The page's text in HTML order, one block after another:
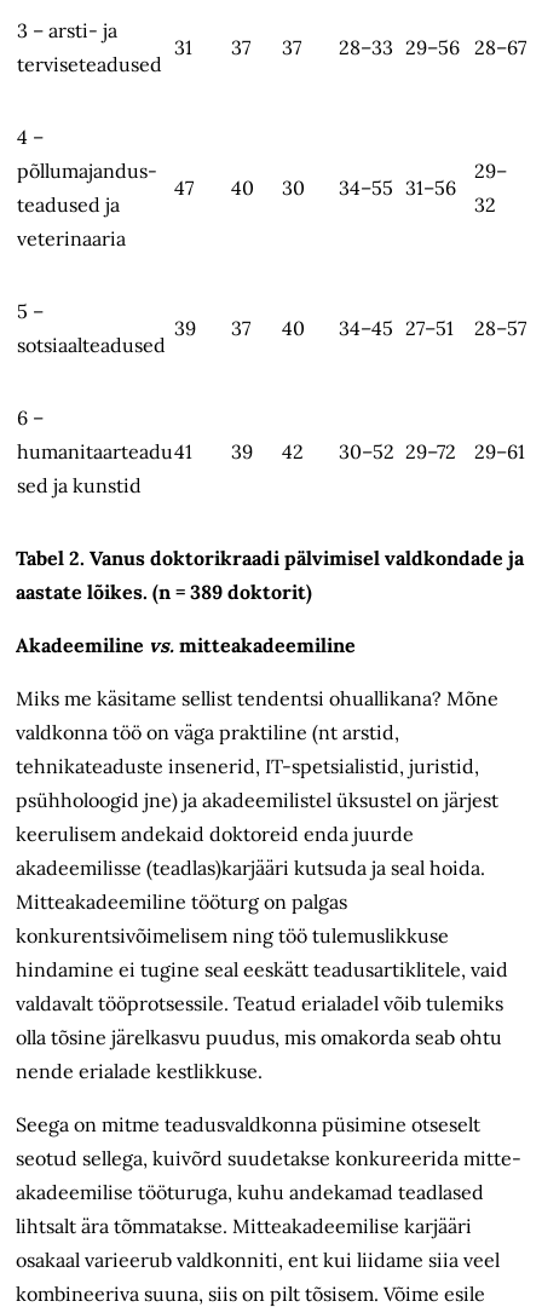
3 – arsti- ja
terviseteadused
31 37 37 28–33 29–56 28–67
4 –
põllumajandus­
teadused ja
veterinaaria
47 40 30 34–55 31–56
29–
32
5 –
sotsiaalteadused
39 37 40 34–45 27–51 28–57
6 –
humanitaarteadu
sed ja kunstid
41 39 42 30–52 29–72 29–61
Tabel 2. Vanus doktorikraadi pälvimisel valdkondade ja
aastate lõikes. (n = 389 doktorit)
Akadeemiline vs. mitteakadeemiline
Miks me käsitame sellist tendentsi ohuallikana? Mõne
valdkonna töö on väga praktiline (nt arstid,
tehnikateaduste insenerid, IT-spetsialistid, juristid,
psühholoogid jne) ja akadeemilistel üksustel on järjest
keerulisem andekaid doktoreid enda juurde
akadeemilisse (teadlas)karjääri kutsuda ja seal hoida.
Mitteakadeemiline tööturg on palgas
konkurentsivõimelisem ning töö tulemuslikkuse
hindamine ei tugine seal eeskätt teadusartiklitele, vaid
valdavalt tööprotsessile. Teatud erialadel võib tulemiks
olla tõsine järelkasvu puudus, mis omakorda seab ohtu
nende erialade kestlikkuse.
Seega on mitme teadusvaldkonna püsimine otseselt
seotud sellega, kuivõrd suudetakse konkureerida mitte­
akadeemilise tööturuga, kuhu andekamad teadlased
lihtsalt ära tõmmatakse. Mitteakadeemilise karjääri
osakaal varieerub valdkonniti, ent kui liidame siia veel
kombineeriva suuna, siis on pilt tõsisem. Võime esile